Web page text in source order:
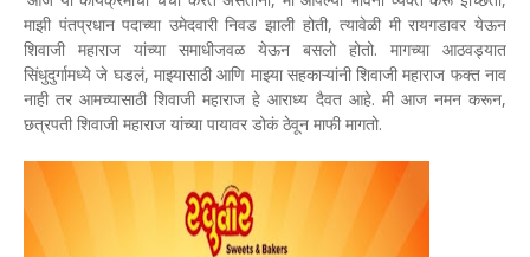
माझी पंतप्रधान पदाच्या उमेदवारी निवड झाली होती, त्यावेळी मी रायगडावर येऊन
शिवाजी महाराज यांच्या समाधीजवळ येऊन बसलो होतो. मागच्या आठवड्यात
सिंधुदुर्गामध्ये जे घडलं, माझ्यासाठी आणि माझ्या सहकाऱ्यांनी शिवाजी महाराज फक्त नाव
नाही तर आमच्यासाठी शिवाजी महाराज हे आराध्य दैवत आहे. मी आज नमन करून,
छत्रपती शिवाजी महाराज यांच्या पायावर डोकं ठेवून माफी मागतो.